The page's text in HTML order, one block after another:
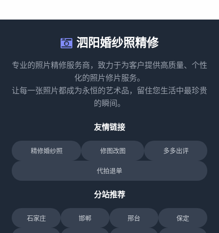
泗阳婚纱照精修
专业的照片精修服务商，致力于为客户提供高质量、个性
化的照片修片服务。
让每一张照片都成为永恒的艺术品，留住您生活中最珍贵
的瞬间。
友情链接
精修婚纱照 修图改图 多多出评
代拍退单
分站推荐
石家庄 邯郸 邢台 保定